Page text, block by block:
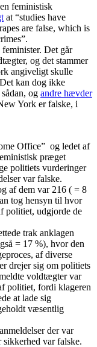
feministisk
at “studies have
are false, which is
feminister. Det går
og det stammer
angiveligt skulle
kan dog ikke
og andre hævder
York er falske, i
Office” og ledet af
præget
politiets vurderinger
var falske.
af dem var 216 ( = 8
tog hensyn til hvor
politiet, udgjorde de
trak anklagen
= 17 %), hvor den
af diverse
drejer sig om politiets
voldtægter var
politiet, fordi klageren
at lade sig
væsentlig
der var
sikkerhed var falske.